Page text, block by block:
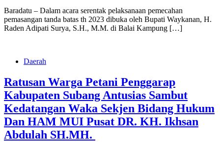
Baradatu – Dalam acara serentak pelaksanaan pemecahan
pemasangan tanda batas th 2023 dibuka oleh Bupati Waykanan, H.
Raden Adipati Surya, S.H., M.M. di Balai Kampung […]
Daerah
Ratusan Warga Petani Penggarap
Kabupaten Subang Antusias Sambut
Kedatangan Waka Sekjen Bidang Hukum
Dan HAM MUI Pusat DR. KH. Ikhsan
Abdulah SH.MH.